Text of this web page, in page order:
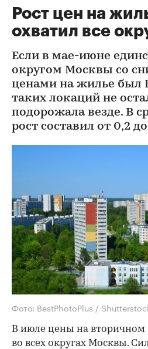
Рост цен на
охватил все
Если в мае-июне
округом Москвы со
ценами на жилье был
таких локаций не
подорожала везде. В
рост составил от 0,2
Фото: BestPhotoPlus /
В июле цены на вторичном
во всех округах Москвы.